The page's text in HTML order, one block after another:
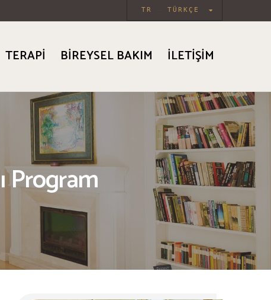
TÜRKÇE
TR
TERAPI BIREYSEL BAKIM İLETIŞIM
Program